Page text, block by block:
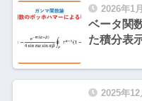
2026年1
ベータ関
た積分表
2025年12